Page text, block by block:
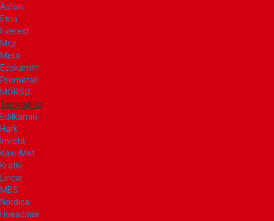
Aston
Etna
Everest
Mcz
Meta
Ecokamin
Prometall
MORSØ
Термофор
Edilkamin
Hark
Invicta
Kaw-Met
Kratki
Lincar
MBS
Nordica
Новаслав